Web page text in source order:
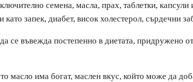
семена, масла, прах, таблетки,
запек, диабет, висок холестерол, сърдечни
се въвежда постепенно в диетата, придружено
масло има богат, маслен вкус, който може да